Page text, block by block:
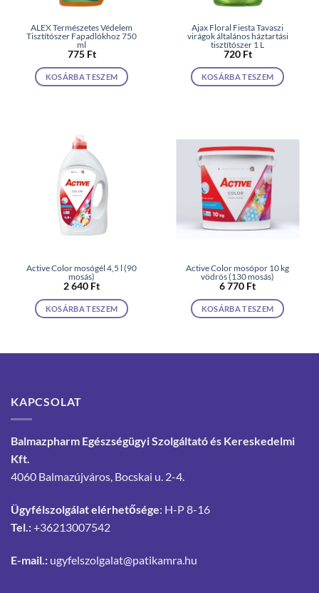
ALEX Természetes Védelem
Tisztítószer Fapadlókhoz 750
ml
775 Ft
KOSÁRBA TESZEM
Ajax Floral Fiesta Tavaszi
virágok általános háztartási
tisztítószer 1 L
720 Ft
KOSÁRBA TESZEM
Active Color mosógél 4,5 l (90
mosás)
2 640 Ft
KOSÁRBA TESZEM
Active Color mosópor 10 kg
vödrös (130 mosás)
6 770 Ft
KOSÁRBA TESZEM
KAPCSOLAT
Balmazpharm Egészségügyi Szolgáltató és Kereskedelmi
Kft.
4060 Balmazújváros, Bocskai u. 2-4.
Ügyfélszolgálat elérhetősége: H-P 8-16
Tel.:+36213007542
E-mail.: ugyfelszolgalat@patikamra.hu